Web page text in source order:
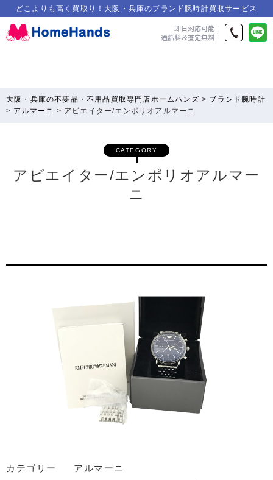
どこよりも高く買取り！大阪・兵庫のブランド腕時計買取サービス
大阪・兵庫の不要品・不用品買取専門店ホームハンズ > ブランド腕時計
> アルマーニ > アビエイター/エンポリオアルマーニ
CATEGORY
アビエイター/エンポリオアルマー
ニ
カテゴリー アルマーニ